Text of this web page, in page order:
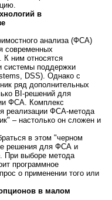
в
анализа (ФСА)
современных
К ним относятся
системы поддержки
DSS). Однако с
ряд дополнительных
BI-решений для
ФСА. Комплекс
реализации ФСА-метода
– настолько он сложен и
в этом "черном
решения для ФСА и
При выборе метода
программное
о применении того или
в малом